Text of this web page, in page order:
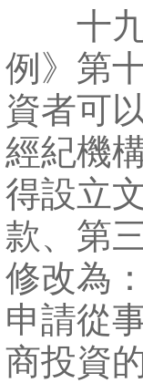
十九
例》第
資者可
經紀機
得設立
款、第
修改為
申請從
商投資